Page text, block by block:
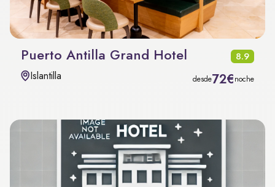
Puerto Antilla Grand Hotel 8.9
Islantilla desde72€noche